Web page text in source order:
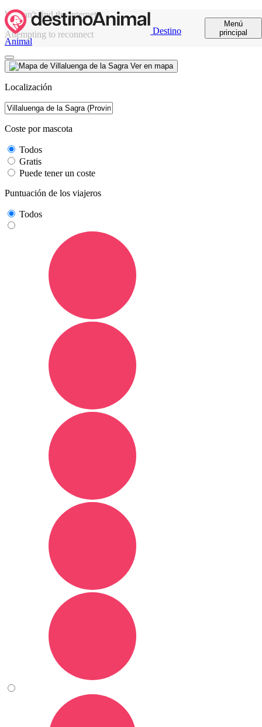
Destino
Animal
Menú
principal
We can't find the internet
Attempting to reconnect
Ver en mapa
Localización
Coste por mascota
Todos
Gratis
Puede tener un coste
Puntuación de los viajeros
Todos